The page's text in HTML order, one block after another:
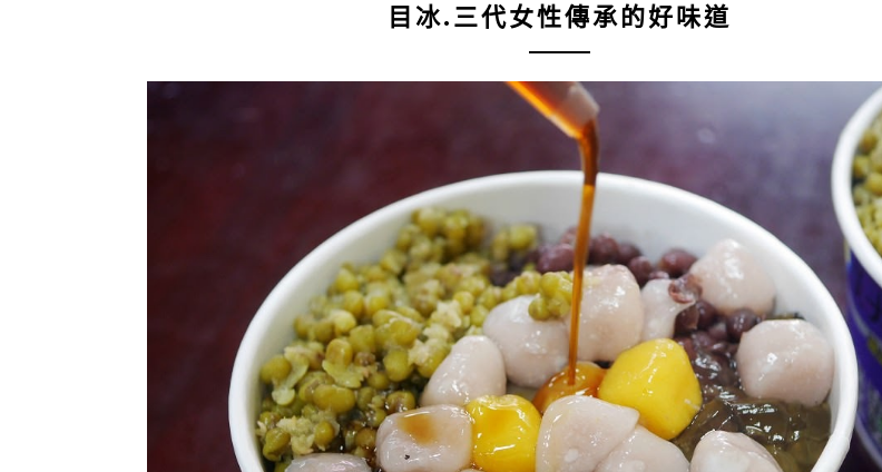
目冰.三代女性傳承的好味道